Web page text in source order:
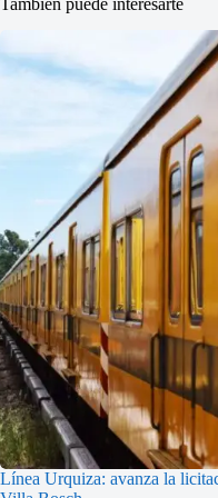
Línea Urquiza: avanza la